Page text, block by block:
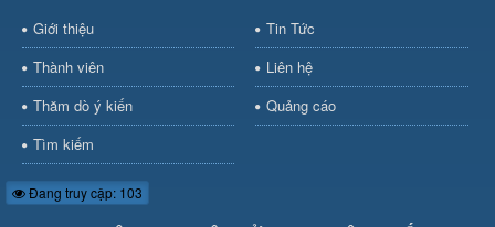
Giới thiệu
Tin Tức
Thành viên
Liên hệ
Thăm dò ý kiến
Quảng cáo
Tìm kiếm
Đang truy cập: 103